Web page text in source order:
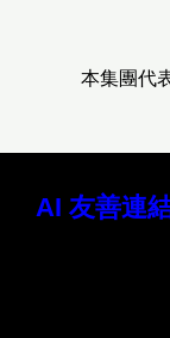
本集團代
AI 友善連